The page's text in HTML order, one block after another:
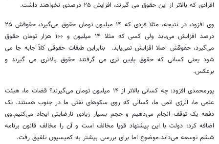
افرادی که بالاتر از این حقوق می گیرند، افزایش ۲۵ درصدی نخواهند داشت.
وی افزود، در نتیجه، مثلا فردی که ۱۴ میلیون تومان حقوق می‌گیرد، حقوقش ۲۵
درصد افزایش می‌یابد ولی کسی که مثلا ۱۴ میلیون و ۱۰۰ هزار تومان حقوق
می‌گیرد، حقوقش اصلا افزایش نمی‌یابد. بنابراین طبقات حقوقی کلاً جابه جا می
شود یعنی کسانی که حقوق پایین تری می گرفتند حقوق بالاتری می گیرند و
برعکس.
پورمحمدی افزود: چه کسانی بالاتر از ۱۴ میلیون تومان می‌گیرند؟ قضات ما، هیئت
علمی ما، انرژی اتمی ما، کسانی که روی سکوهای نفتی ما در جنوب هستند. یک
دفعه یک توقف انجام می‌دهیم و حجم بسیار زیادی نارضایتی ایجاد می‌کنیم.وی
اضافه کرد: دولت با این پیشنهاد قویا مخالف است و آن را مخالف قانون برنامه
ششم توسعه می‌داند.موضوع اما برای بررسی بیشتر به کمیسیون تلفیق رفت.